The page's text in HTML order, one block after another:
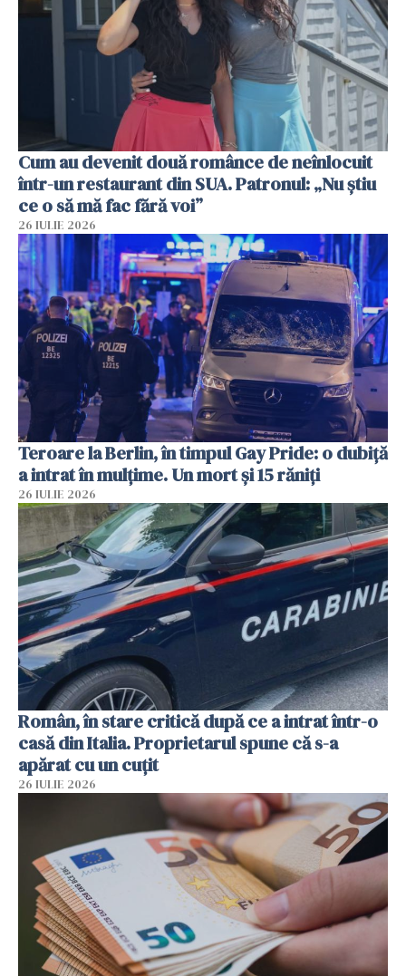
Cum au devenit două românce de neînlocuit
într-un restaurant din SUA. Patronul: „Nu știu
ce o să mă fac fără voi”
26 IULIE 2026
Teroare la Berlin, în timpul Gay Pride: o dubiță
a intrat în mulțime. Un mort și 15 răniți
26 IULIE 2026
Român, în stare critică după ce a intrat într-o
casă din Italia. Proprietarul spune că s-a
apărat cu un cuțit
26 IULIE 2026